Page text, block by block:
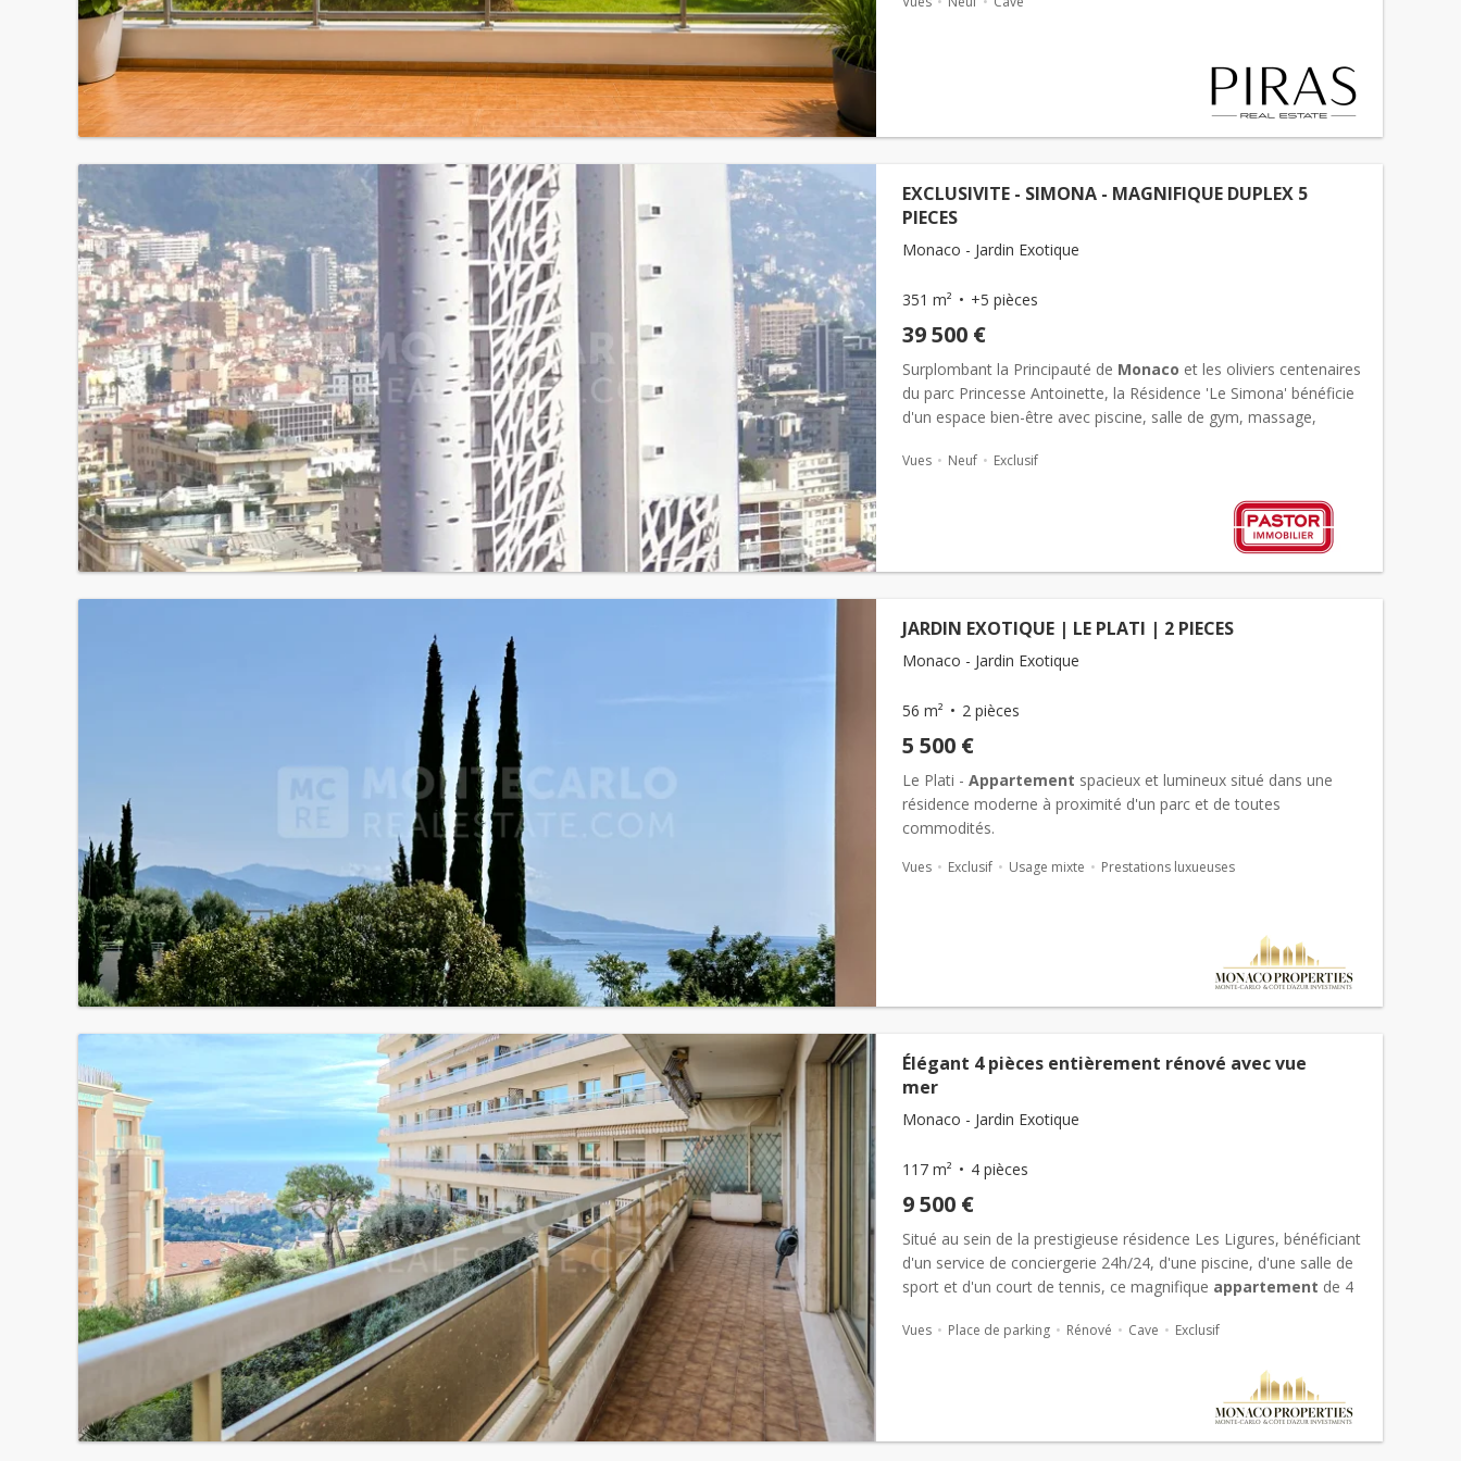
...
EXCLUSIVITE - SIMONA - MAGNIFIQUE DUPLEX 5
PIECES
Monaco - Jardin Exotique
351 m² +5 pièces
39 500 €
Surplombant la Principauté de Monaco et les oliviers centenaires
du parc Princesse Antoinette, la Résidence 'Le Simona' bénéficie
d'un espace bien-être avec piscine, salle de gym, massage,
Vues Neuf Exclusif
JARDIN EXOTIQUE | LE PLATI | 2 PIECES
Monaco - Jardin Exotique
56 m² 2 pièces
5 500 €
Le Plati - Appartement spacieux et lumineux situé dans une
résidence moderne à proximité d'un parc et de toutes
commodités.
Vues Exclusif Usage mixte Prestations luxueuses
Élégant 4 pièces entièrement rénové avec vue
mer
Monaco - Jardin Exotique
117 m² 4 pièces
9 500 €
Situé au sein de la prestigieuse résidence Les Ligures, bénéficiant
d'un service de conciergerie 24h/24, d'une piscine, d'une salle de
sport et d'un court de tennis, ce magnifique appartement de 4
Vues Place de parking Rénové Cave Exclusif